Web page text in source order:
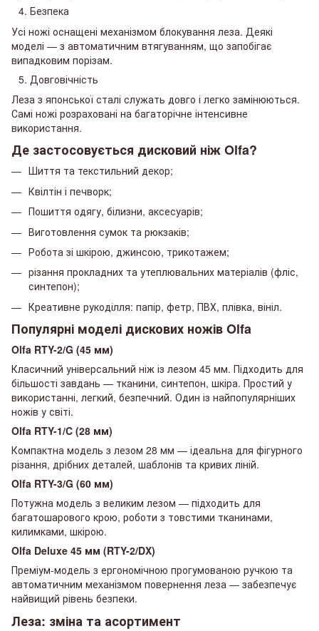
Безпека
Усі ножі оснащені механізмом блокування леза. Деякі
моделі — з автоматичним втягуванням, що запобігає
випадковим порізам.
Довговічність
Леза з японської сталі служать довго і легко замінюються.
Самі ножі розраховані на багаторічне інтенсивне
використання.
Де застосовується дисковий ніж Olfa?
Шиття та текстильний декор;
Квілтін і печворк;
Пошиття одягу, білизни, аксесуарів;
Виготовлення сумок та рюкзаків;
Робота зі шкірою, джинсою, трикотажем;
різання прокладних та утеплювальних матеріалів (фліс,
синтепон);
Креативне рукоділля: папір, фетр, ПВХ, плівка, вініл.
Популярні моделі дискових ножів Olfa
Olfa RTY-2/G (45 мм)
Класичний універсальний ніж із лезом 45 мм. Підходить для
більшості завдань — тканини, синтепон, шкіра. Простий у
використанні, легкий, безпечний. Один із найпопулярніших
ножів у світі.
Olfa RTY-1/C (28 мм)
Компактна модель з лезом 28 мм — ідеальна для фігурного
різання, дрібних деталей, шаблонів та кривих ліній.
Olfa RTY-3/G (60 мм)
Потужна модель з великим лезом — підходить для
багатошарового крою, роботи з товстими тканинами,
килимками, шкірою.
Olfa Deluxe 45 мм (RTY-2/DX)
Преміум-модель з ергономічною прогумованою ручкою та
автоматичним механізмом повернення леза — забезпечує
найвищий рівень безпеки.
Леза: зміна та асортимент